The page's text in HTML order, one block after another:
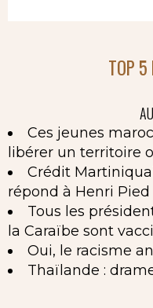
TOP 5
Ces jeunes
libérer un territoire
Crédit
répond à Henri Pied
Tous les
la Caraïbe sont
Oui, le racisme
Thaïlande :